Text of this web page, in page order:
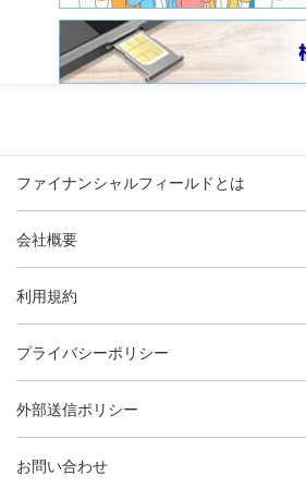
ファイナンシャルフィールドとは
会社概要
利用規約
プライバシーポリシー
外部送信ポリシー
お問い合わせ